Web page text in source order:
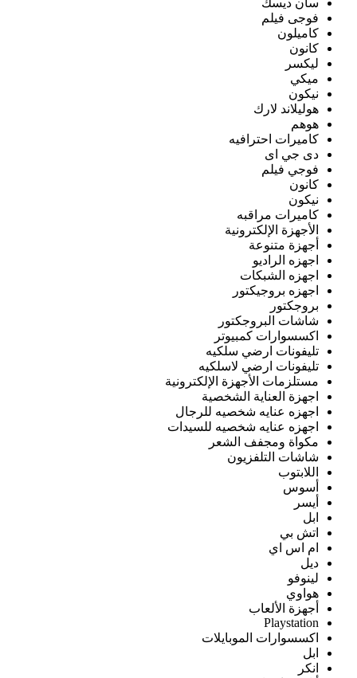
سان ديسك
فوجى فيلم
كاميلون
كانون
ليكسر
ميكي
نيكون
هوليلاند لارك
هوهم
كاميرات احترافيه
دى جي اى
فوجي فيلم
كانون
نيكون
كاميرات مراقبه
الأجهزة الإلكترونية
أجهزة متنوعة
اجهزه الراديو
اجهزه الشبكات
اجهزه بروجيكتور
بروجكتور
شاشات البروجكتور
اكسسوارات كمبيوتر
تليفونات ارضي سلكيه
تليفونات ارضي لاسلكيه
مستلزمات الأجهزة الإلكترونية
اجهزة العناية الشخصية
اجهزه عنايه شخصيه للرجال
اجهزه عنايه شخصيه للسيدات
مكواة ومجفف الشعر
شاشات التلفزيون
اللابتوب
أسوس
أيسر
ابل
اتش بي
ام اس اي
ديل
لينوفو
هواوي
أجهزة الألعاب
Playstation
اكسسوارات الموبايلات
ابل
انكر